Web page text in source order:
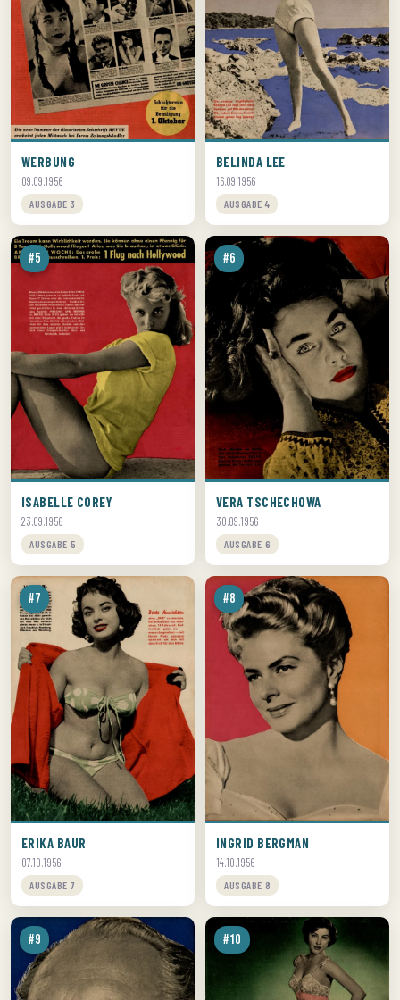
WERBUNG
09.09.1956
AUSGABE 3
BELINDA LEE
16.09.1956
AUSGABE 4
#5
ISABELLE COREY
23.09.1956
AUSGABE 5
#6
VERA TSCHECHOWA
30.09.1956
AUSGABE 6
#7
ERIKA BAUR
07.10.1956
AUSGABE 7
#8
INGRID BERGMAN
14.10.1956
AUSGABE 8
#9 #10